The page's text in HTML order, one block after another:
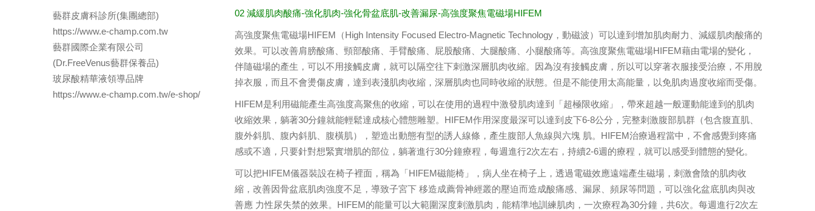
02 減緩肌肉酸痛-強化肌肉-強化骨盆底肌-改善漏尿-高強度聚焦電磁場HIFEM
高強度聚焦電磁場HIFEM（High Intensity Focused Electro-Magnetic Technology，動磁波）可以達到增加肌肉耐力、減緩肌肉酸痛的
效果。可以改善肩膀酸痛、頸部酸痛、手臂酸痛、屁股酸痛、大腿酸痛、小腿酸痛等。高強度聚焦電磁場HIFEM藉由電場的變化，
伴隨磁場的產生，可以不用接觸皮膚，就可以隔空往下刺激深層肌肉收縮。因為沒有接觸皮膚，所以可以穿著衣服接受治療，不用脫
掉衣服，而且不會燙傷皮膚，達到表淺肌肉收縮，深層肌肉也同時收縮的狀態。但是不能使用太高能量，以免肌肉過度收縮而受傷。
HIFEM是利用磁能產生高強度高聚焦的收縮，可以在使用的過程中激發肌肉達到「超極限收縮」，帶來超越一般運動能達到的肌肉
收縮效果，躺著30分鐘就能輕鬆達成核心體態雕塑。HIFEM作用深度最深可以達到皮下6-8公分，完整刺激腹部肌群（包含腹直肌、
腹外斜肌、腹內斜肌、腹橫肌），塑造出動態有型的誘人線條，產生腹部人魚線與六塊 肌。HIFEM治療過程當中，不會感覺到疼痛
感或不適，只要針對想緊實增肌的部位，躺著進行30分鐘療程，每週進行2次左右，持續2-6週的療程，就可以感受到體態的變化。
可以把HIFEM儀器裝設在椅子裡面，稱為「HIFEM磁能椅」，病人坐在椅子上，透過電磁效應遠端產生磁場，刺激會陰的肌肉收
縮，改善因骨盆底肌肉強度不足，導致子宮下 移造成薦骨神經叢的壓迫而造成酸痛感、漏尿、頻尿等問題，可以強化盆底肌肉與改
善應 力性尿失禁的效果。HIFEM的能量可以大範圍深度刺激肌肉，能精準地訓練肌肉，一次療程為30分鐘，共6次。每週進行2次左
藝群皮膚科診所(集團總部)
https://www.e-champ.com.tw
藝群國際企業有限公司
(Dr.FreeVenus藝群保養品)
玻尿酸精華液領導品牌
https://www.e-champ.com.tw/e-shop/